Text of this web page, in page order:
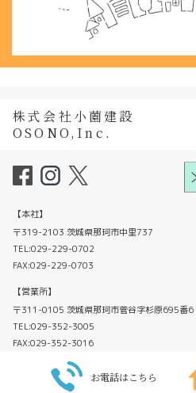
株式会社小薗建設
OSONO,Inc.
【本社】
〒319-2103 茨城県那珂市中里737
TEL:029-229-0702
FAX:029-229-0703
【営業所】
〒311-0105 茨城県那珂市菅谷字杉原695番6
TEL:029-352-3005
FAX:029-352-3016
Copyright ©2020 OSONO
お電話はこちら